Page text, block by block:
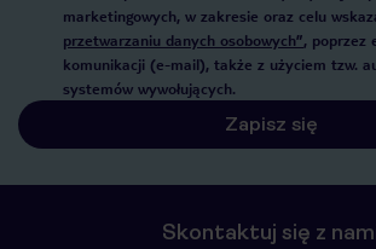
marketingowych, w zakresie oraz celu
przetwarzaniu danych osobowych”, poprzez
komunikacji (e-mail), także z użyciem tzw.
systemów wywołujących.
Zapisz się
Skontaktuj się z